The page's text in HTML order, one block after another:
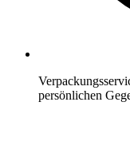
persönlichen